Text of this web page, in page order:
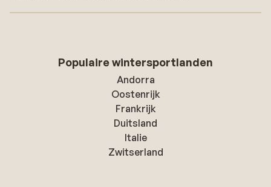
Populaire wintersportlanden
Andorra
Oostenrijk
Frankrijk
Duitsland
Italie
Zwitserland